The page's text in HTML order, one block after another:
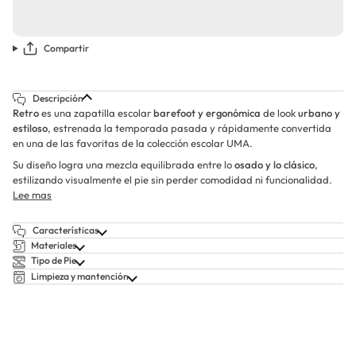
Compartir
Descripción
Retroes una zapatilla escolarbarefoot y ergonómica de lookurbano y
estiloso, estrenada la temporada pasada y rápidamente convertida
en una de las favoritas de la colección escolar UMA.
Su diseño logra una mezcla equilibrada entre loosado y lo clásico,
estilizando visualmente el pie sin perder comodidad ni funcionalidad.
Lee mas
Características
Materiales
Tipo de Pie
Limpieza y mantención